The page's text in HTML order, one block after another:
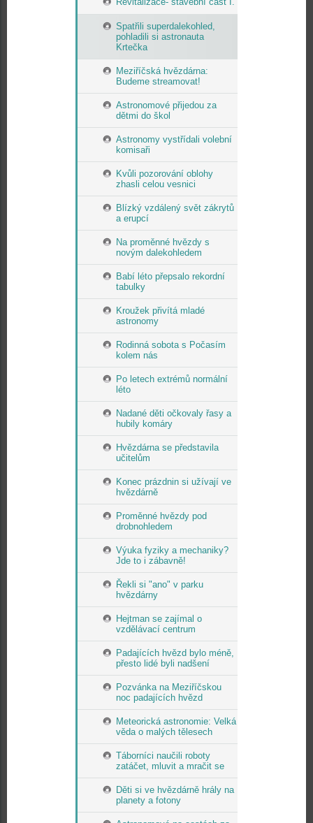
Spatřili superdalekohled,
pohladili si astronauta
Krtečka
Meziříčská hvězdárna:
Budeme streamovat!
Astronomové přijedou za
dětmi do škol
Astronomy vystřídali volební
komisaři
Kvůli pozorování oblohy
zhasli celou vesnici
Blízký vzdálený svět zákrytů
a erupcí
Na proměnné hvězdy s
novým dalekohledem
Babí léto přepsalo rekordní
tabulky
Kroužek přivítá mladé
astronomy
Rodinná sobota s Počasím
kolem nás
Po letech extrémů normální
léto
Nadané děti očkovaly řasy a
hubily komáry
Hvězdárna se představila
učitelům
Konec prázdnin si užívají ve
hvězdárně
Proměnné hvězdy pod
drobnohledem
Výuka fyziky a mechaniky?
Jde to i zábavně!
Řekli si "ano" v parku
hvězdárny
Hejtman se zajímal o
vzdělávací centrum
Padajících hvězd bylo méně,
přesto lidé byli nadšení
Pozvánka na Meziříčskou
noc padajících hvězd
Meteorická astronomie: Velká
věda o malých tělesech
Táborníci naučili roboty
zatáčet, mluvit a mračit se
Děti si ve hvězdárně hrály na
planety a fotony